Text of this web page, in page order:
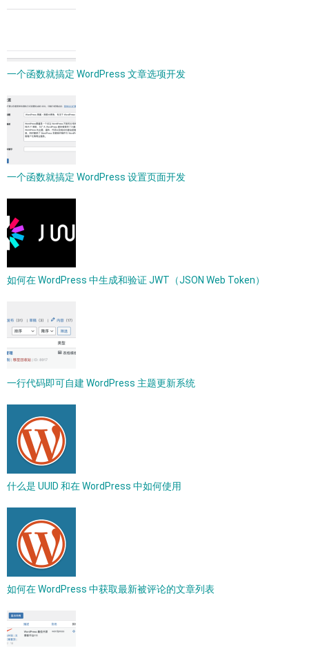
一个函数就搞定 WordPress 文章选项开发
一个函数就搞定 WordPress 设置页面开发
如何在 WordPress 中生成和验证 JWT（JSON Web Token）
一行代码即可自建 WordPress 主题更新系统
什么是 UUID 和在 WordPress 中如何使用
如何在 WordPress 中获取最新被评论的文章列表